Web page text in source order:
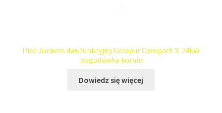
Piec Junkers dwufunkcyjny Cerapur Compact 3-24kW
pogodówka komin
Dowiedz się więcej